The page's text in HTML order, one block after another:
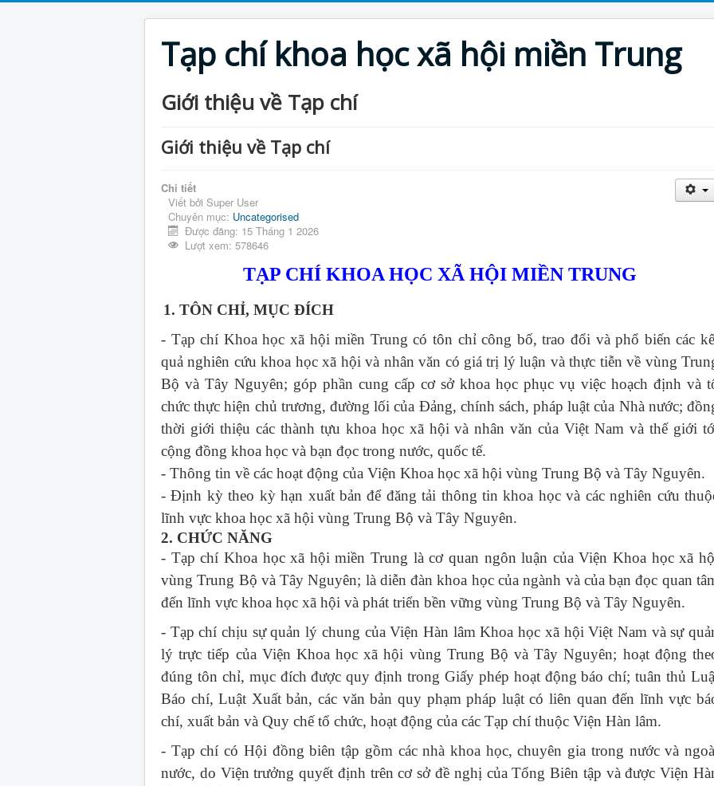
Tạp chí khoa học xã hội miền Trung
Giới thiệu về Tạp chí
Giới thiệu về Tạp chí
Chi tiết
Viết bởi Super User
Chuyên mục: Uncategorised
Được đăng: 15 Tháng 1 2026
Lượt xem: 578646
TẠP CHÍ KHOA HỌC XÃ HỘI MIỀN TRUNG
1. TÔN CHỈ, MỤC ĐÍCH
- Tạp chí Khoa học xã hội miền Trung có tôn chỉ công bố, trao đổi và phổ biến các
quả nghiên cứu khoa học xã hội và nhân văn có giá trị lý luận và thực tiễn về vùng
Bộ và Tây Nguyên; góp phần cung cấp cơ sở khoa học phục vụ việc hoạch định và
chức thực hiện chủ trương, đường lối của Đảng, chính sách, pháp luật của Nhà nước;
thời giới thiệu các thành tựu khoa học xã hội và nhân văn của Việt Nam và thế giới
cộng đồng khoa học và bạn đọc trong nước, quốc tế.
- Thông tin về các hoạt động của Viện Khoa học xã hội vùng Trung Bộ và Tây Nguyên.
- Định kỳ theo kỳ hạn xuất bản để đăng tải thông tin khoa học và các nghiên cứu
lĩnh vực khoa học xã hội vùng Trung Bộ và Tây Nguyên.
2. CHỨC NĂNG
- Tạp chí Khoa học xã hội miền Trung là cơ quan ngôn luận của Viện Khoa học xã
vùng Trung Bộ và Tây Nguyên; là diễn đàn khoa học của ngành và của bạn đọc quan
đến lĩnh vực khoa học xã hội và phát triển bền vững vùng Trung Bộ và Tây Nguyên.
- Tạp chí chịu sự quản lý chung của Viện Hàn lâm Khoa học xã hội Việt Nam và sự
lý trực tiếp của Viện Khoa học xã hội vùng Trung Bộ và Tây Nguyên; hoạt động
đúng tôn chỉ, mục đích được quy định trong Giấy phép hoạt động báo chí; tuân thủ
Báo chí, Luật Xuất bản, các văn bản quy phạm pháp luật có liên quan đến lĩnh vực
chí, xuất bản và Quy chế tổ chức, hoạt động của các Tạp chí thuộc Viện Hàn lâm.
- Tạp chí có Hội đồng biên tập gồm các nhà khoa học, chuyên gia trong nước và
nước, do Viện trưởng quyết định trên cơ sở đề nghị của Tổng Biên tập và được Viện